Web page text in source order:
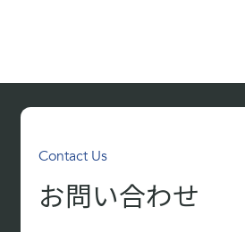
Contact Us
お問い合わせ